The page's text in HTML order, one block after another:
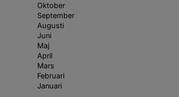
Oktober
September
Augusti
Juni
Maj
April
Mars
Februari
Januari